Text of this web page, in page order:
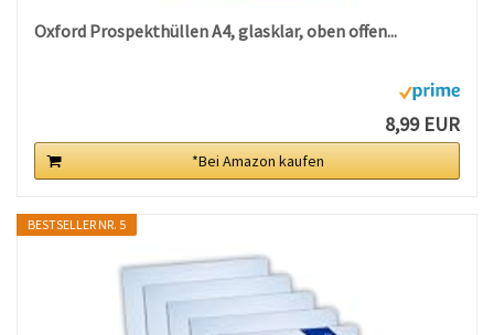
Oxford Prospekthüllen A4, glasklar, oben offen...
8,99 EUR
*Bei Amazon kaufen
BESTSELLER NR. 5